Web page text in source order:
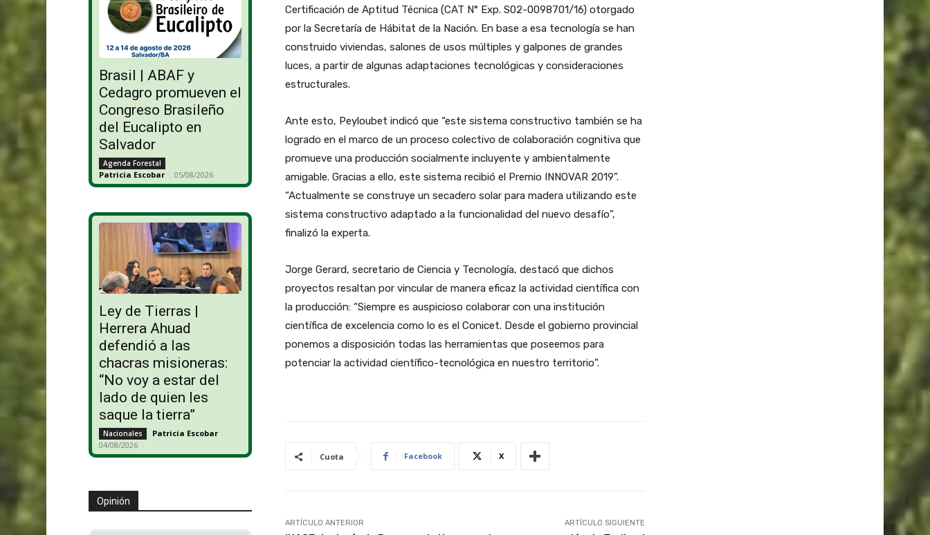
Brasil | ABAF y
Cedagro promueven el
Congreso Brasileño
del Eucalipto en
Salvador
Agenda Forestal
Patricia Escobar - 05/08/2026
Ley de Tierras |
Herrera Ahuad
defendió a las
chacras misioneras:
“No voy a estar del
lado de quien les
saque la tierra”
Nacionales Patricia Escobar -
04/08/2026
Opinión
Certificación de Aptitud Técnica (CAT N° Exp. S02-0098701/16) otorgado
por la Secretaría de Hábitat de la Nación. En base a esa tecnología se han
construido viviendas, salones de usos múltiples y galpones de grandes
luces, a partir de algunas adaptaciones tecnológicas y consideraciones
estructurales.
Ante esto, Peyloubet indicó que “este sistema constructivo también se ha
logrado en el marco de un proceso colectivo de colaboración cognitiva que
promueve una producción socialmente incluyente y ambientalmente
amigable. Gracias a ello, este sistema recibió el Premio INNOVAR 2019”.
“Actualmente se construye un secadero solar para madera utilizando este
sistema constructivo adaptado a la funcionalidad del nuevo desafío”,
finalizó la experta.
Jorge Gerard, secretario de Ciencia y Tecnología, destacó que dichos
proyectos resaltan por vincular de manera eficaz la actividad científica con
la producción: “Siempre es auspicioso colaborar con una institución
científica de excelencia como lo es el Conicet. Desde el gobierno provincial
ponemos a disposición todas las herramientas que poseemos para
potenciar la actividad científico-tecnológica en nuestro territorio”.
Cuota Facebook X
ARTÍCULO ANTERIOR ARTÍCULO SIGUIENTE